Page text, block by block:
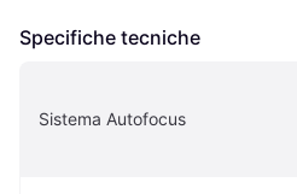
Specifiche tecniche
Sistema Autofocus